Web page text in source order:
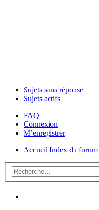
Sujets sans réponse
Sujets actifs
FAQ
Connexion
M’enregistrer
Accueil Index du forum